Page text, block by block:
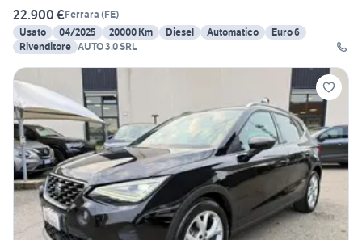
22.900 €Ferrara (FE)
Usato
04/2025 20000 Km Diesel Automatico
Euro 6
Rivenditore AUTO 3.0 SRL